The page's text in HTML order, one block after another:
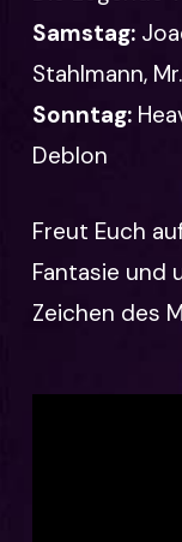
Samstag:
Stahlmann,
Sonntag:
Deblon
Freut Euch
Fantasie und
Zeichen des